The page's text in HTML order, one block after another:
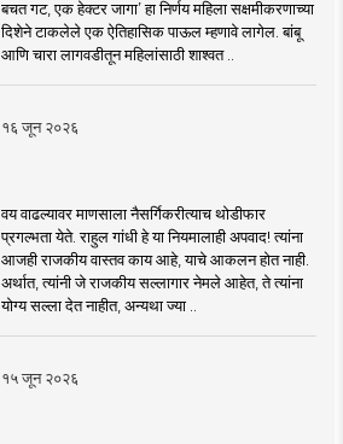
बचत गट, एक हेक्टर जागा’ हा निर्णय महिला सक्षमीकरणाच्या
दिशेने टाकलेले एक ऐतिहासिक पाऊल म्हणावे लागेल. बांबू
आणि चारा लागवडीतून महिलांसाठी शाश्वत ..
१६ जून २०२६
वय वाढल्यावर माणसाला नैसर्गिकरीत्याच थोडीफार
प्रगल्भता येते. राहुल गांधी हे या नियमालाही अपवाद! त्यांना
आजही राजकीय वास्तव काय आहे, याचे आकलन होत नाही.
अर्थात, त्यांनी जे राजकीय सल्लागार नेमले आहेत, ते त्यांना
योग्य सल्ला देत नाहीत, अन्यथा ज्या ..
१५ जून २०२६